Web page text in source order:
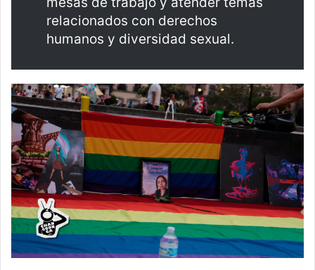
relacionados con derechos
humanos y diversidad sexual.